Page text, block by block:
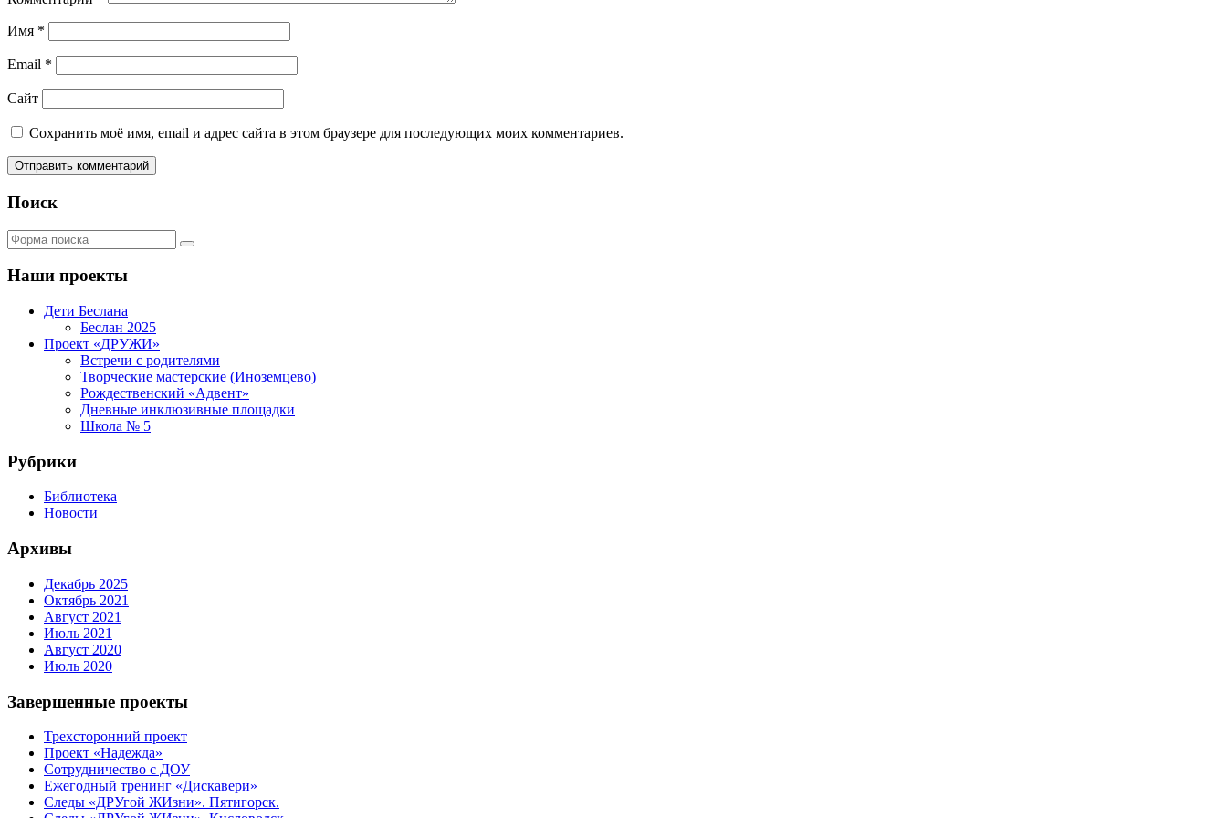
Имя *
Email *
Сайт
Сохранить моё имя, email и адрес сайта в этом браузере для последующих моих комментариев.
Поиск
Поиск
Наши проекты
Дети Беслана
Беслан 2025
Проект «ДРУЖИ»
Встречи с родителями
Творческие мастерские (Иноземцево)
Рождественский «Адвент»
Дневные инклюзивные площадки
Школа № 5
Рубрики
Библиотека
Новости
Архивы
Декабрь 2025
Октябрь 2021
Август 2021
Июль 2021
Август 2020
Июль 2020
Завершенные проекты
Трехсторонний проект
Проект «Надежда»
Сотрудничество с ДОУ
Ежегодный тренинг «Дискавери»
Следы «ДРУгой ЖИзни». Пятигорск.